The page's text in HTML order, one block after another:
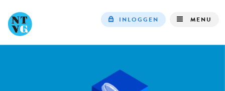
INLOGGEN MENU